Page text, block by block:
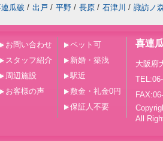
瓜破 / 出戸 / 平野 / 長原 / 石津川 / 諏訪ノ
お問い合わせ
スタッフ紹介
周辺施設
お客様の声
ペット可
新婚・築浅
駅近
敷金・礼金0円
保証人不要
喜連
大阪府
All